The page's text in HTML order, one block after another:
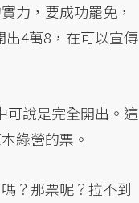
力，要成功罷免，
4萬8，在可以宣傳
可說是完全開出。這
綠營的票。
？那票呢？拉不到